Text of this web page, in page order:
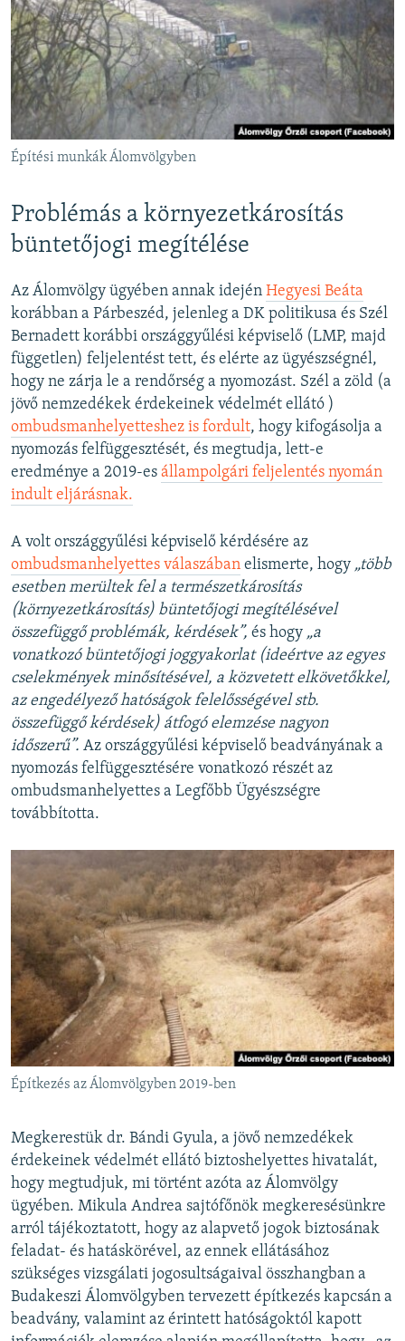
Építési munkák Álomvölgyben
Problémás a környezetkárosítás
büntetőjogi megítélése
Az Álomvölgy ügyében annak idején Hegyesi Beáta
korábban a Párbeszéd, jelenleg a DK politikusa és Szél
Bernadett korábbi országgyűlési képviselő (LMP, majd
független) feljelentést tett, és elérte az ügyészségnél,
hogy ne zárja le a rendőrség a nyomozást. Szél a zöld (a
jövő nemzedékek érdekeinek védelmét ellátó )
ombudsmanhelyetteshez is fordult, hogy kifogásolja a
nyomozás felfüggesztését, és megtudja, lett-e
eredménye a 2019-es állampolgári feljelentés nyomán
indult eljárásnak.
A volt országgyűlési képviselő kérdésére az
ombudsmanhelyettes válaszában elismerte, hogy „több
esetben merültek fel a természetkárosítás
(környezetkárosítás) büntetőjogi megítélésével
összefüggő problémák, kérdések”, és hogy „a
vonatkozó büntetőjogi joggyakorlat (ideértve az egyes
cselekmények minősítésével, a közvetett elkövetőkkel,
az engedélyező hatóságok felelősségével stb.
összefüggő kérdések) átfogó elemzése nagyon
időszerű”. Az országgyűlési képviselő beadványának a
nyomozás felfüggesztésére vonatkozó részét az
ombudsmanhelyettes a Legfőbb Ügyészségre
továbbította.
Építkezés az Álomvölgyben 2019-ben
Megkerestük dr. Bándi Gyula, a jövő nemzedékek
érdekeinek védelmét ellátó biztoshelyettes hivatalát,
hogy megtudjuk, mi történt azóta az Álomvölgy
ügyében. Mikula Andrea sajtófőnök megkeresésünkre
arról tájékoztatott, hogy az alapvető jogok biztosának
feladat- és hatáskörével, az ennek ellátásához
szükséges vizsgálati jogosultságaival összhangban a
Budakeszi Álomvölgyben tervezett építkezés kapcsán a
beadvány, valamint az érintett hatóságoktól kapott